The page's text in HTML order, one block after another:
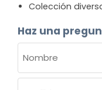
Colección
Haz una
(OBLIGATORIO)
Nombre